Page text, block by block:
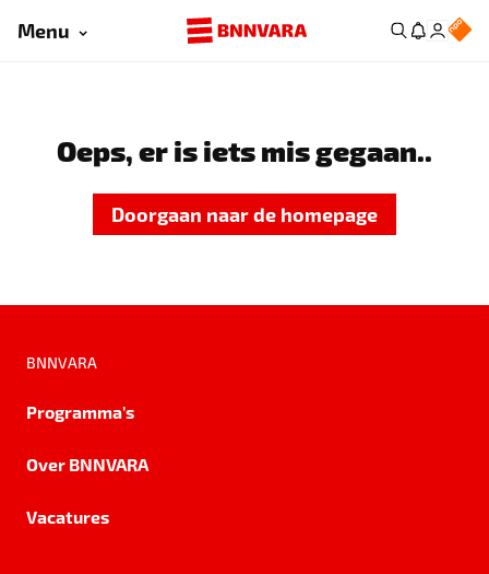
Menu
Oeps, er is iets mis gegaan..
Doorgaan naar de homepage
BNNVARA
Programma's
Over BNNVARA
Vacatures